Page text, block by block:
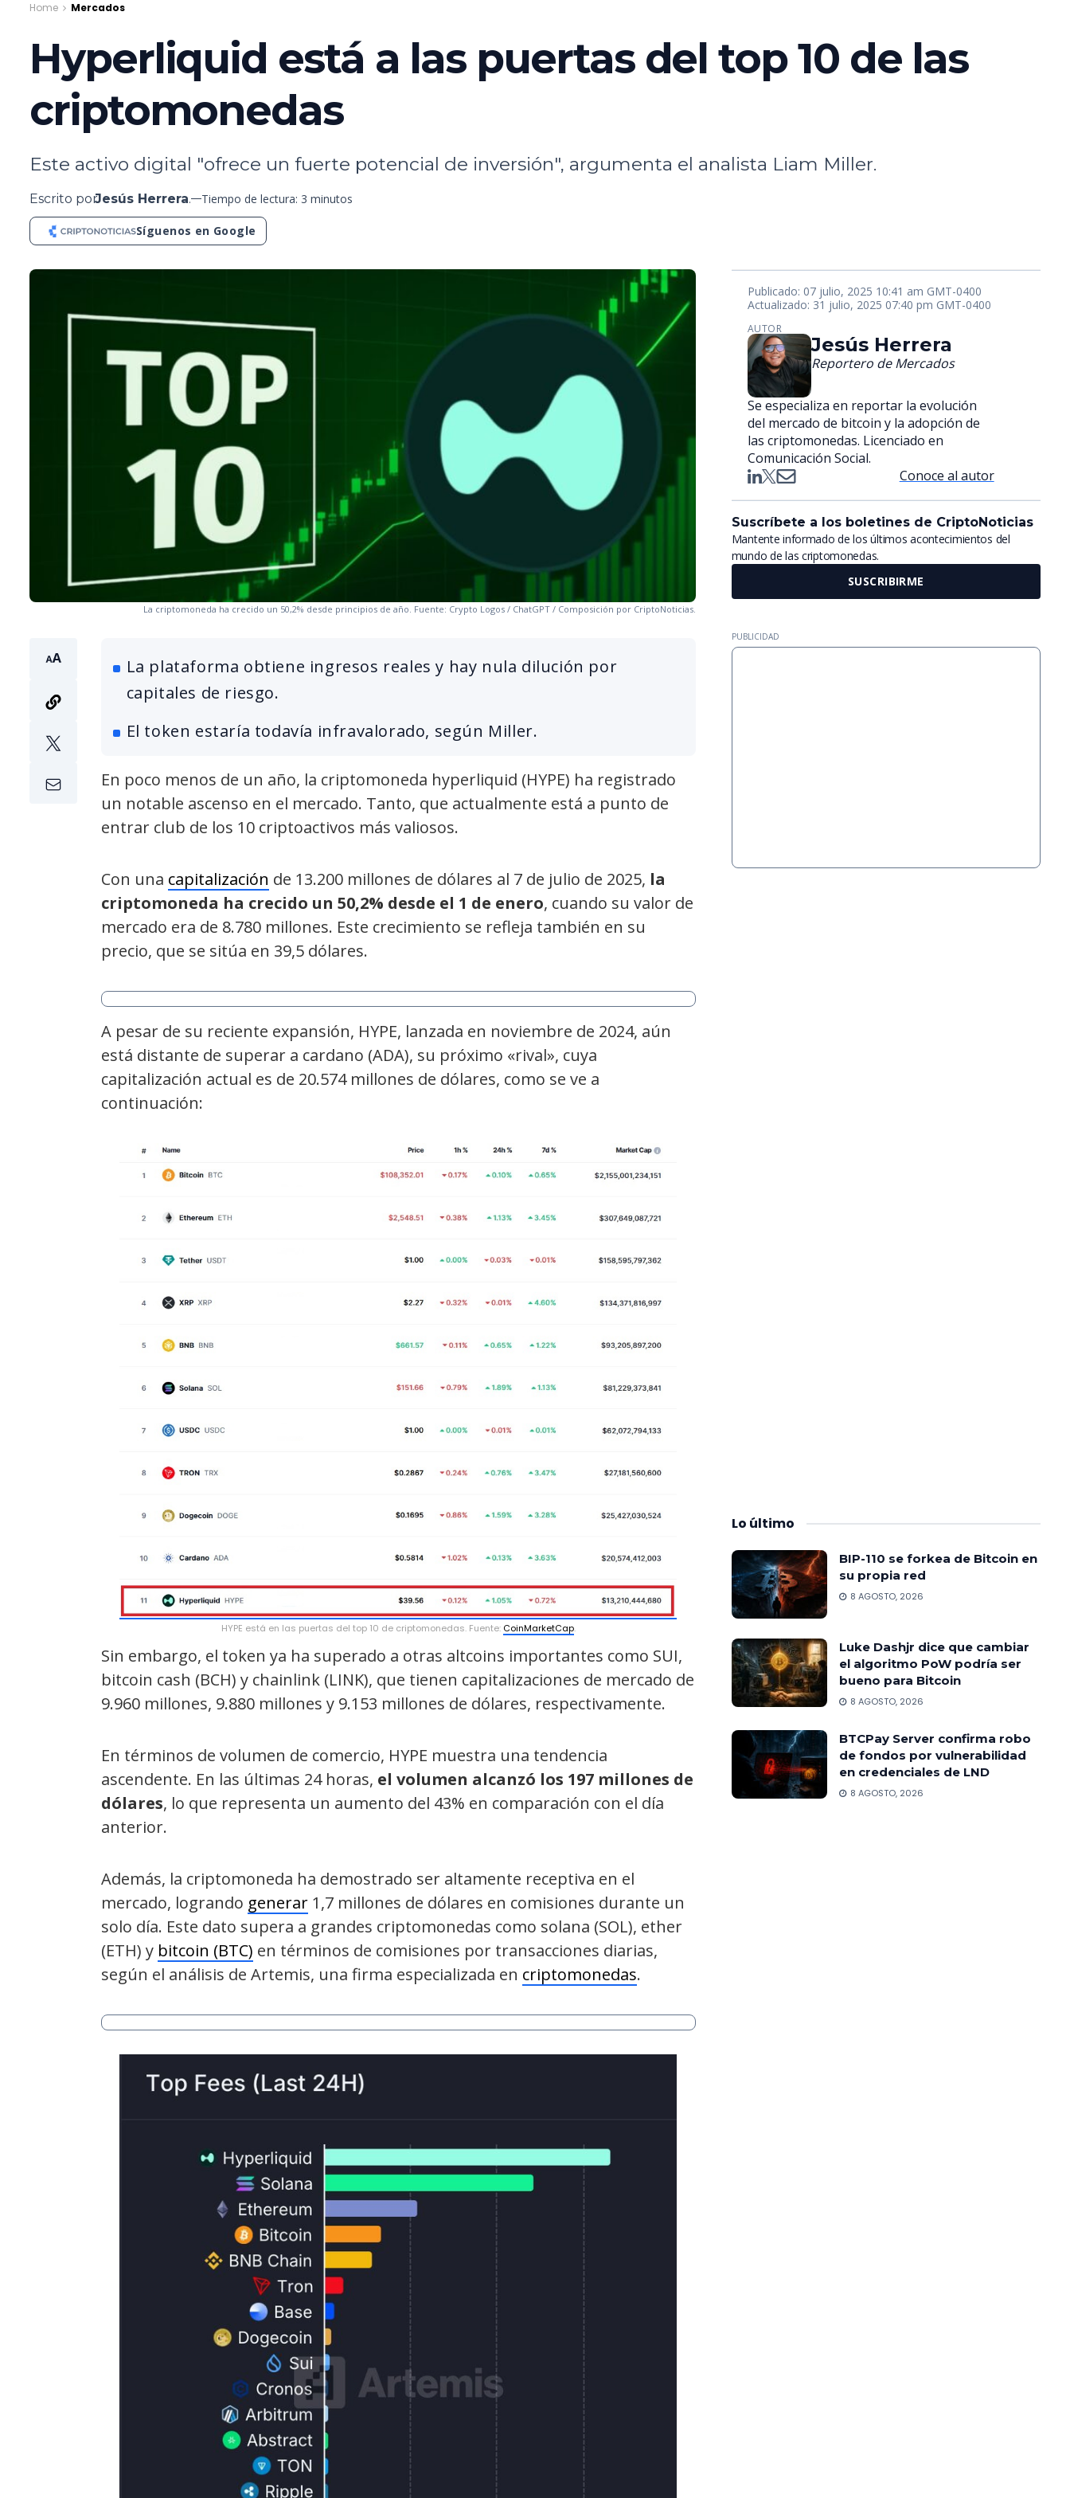
Home Mercados
Hyperliquid está a las puertas del top 10 de las
criptomonedas
Este activo digital "ofrece un fuerte potencial de inversión", argumenta el analista Liam Miller.
Escrito porJesús Herrera. Tiempo de lectura: 3 minutos
Síguenos en Google
La criptomoneda ha crecido un 50,2% desde principios de año. Fuente: Crypto Logos / ChatGPT / Composición por CriptoNoticias.
La plataforma obtiene ingresos reales y hay nula dilución por
capitales de riesgo.
El token estaría todavía infravalorado, según Miller.
En poco menos de un año, la criptomoneda hyperliquid (HYPE) ha registrado
un notable ascenso en el mercado. Tanto, que actualmente está a punto de
entrar club de los 10 criptoactivos más valiosos.
Con una capitalización de 13.200 millones de dólares al 7 de julio de 2025, la
criptomoneda ha crecido un 50,2% desde el 1 de enero, cuando su valor de
mercado era de 8.780 millones. Este crecimiento se refleja también en su
precio, que se sitúa en 39,5 dólares.
A pesar de su reciente expansión, HYPE, lanzada en noviembre de 2024, aún
está distante de superar a cardano (ADA), su próximo «rival», cuya
capitalización actual es de 20.574 millones de dólares, como se ve a
continuación:
HYPE está en las puertas del top 10 de criptomonedas. Fuente: CoinMarketCap.
Sin embargo, el token ya ha superado a otras altcoins importantes como SUI,
bitcoin cash (BCH) y chainlink (LINK), que tienen capitalizaciones de mercado de
9.960 millones, 9.880 millones y 9.153 millones de dólares, respectivamente.
En términos de volumen de comercio, HYPE muestra una tendencia
ascendente. En las últimas 24 horas, el volumen alcanzó los 197 millones de
dólares, lo que representa un aumento del 43% en comparación con el día
anterior.
Además, la criptomoneda ha demostrado ser altamente receptiva en el
mercado, logrando generar 1,7 millones de dólares en comisiones durante un
solo día. Este dato supera a grandes criptomonedas como solana (SOL), ether
(ETH) y bitcoin (BTC) en términos de comisiones por transacciones diarias,
según el análisis de Artemis, una firma especializada en criptomonedas.
Publicado: 07 julio, 2025 10:41 am GMT-0400
Actualizado: 31 julio, 2025 07:40 pm GMT-0400
AUTOR
Jesús Herrera
Reportero de Mercados
Se especializa en reportar la evolución
del mercado de bitcoin y la adopción de
las criptomonedas. Licenciado en
Comunicación Social.
Conoce al autor
Suscríbete a los boletines de CriptoNoticias
Mantente informado de los últimos acontecimientos del
mundo de las criptomonedas.
SUSCRIBIRME
PUBLICIDAD
Lo último
BIP-110 se forkea de Bitcoin en
su propia red
8 AGOSTO, 2026
Luke Dashjr dice que cambiar
el algoritmo PoW podría ser
bueno para Bitcoin
8 AGOSTO, 2026
BTCPay Server confirma robo
de fondos por vulnerabilidad
en credenciales de LND
8 AGOSTO, 2026